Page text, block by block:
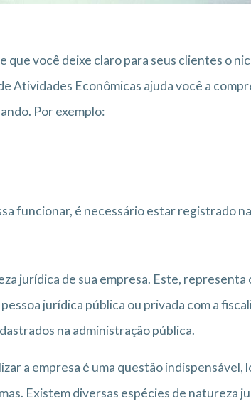
você deixe claro para seus clientes o
Atividades Econômicas ajuda você a
Por exemplo:
funcionar, é necessário estar registrado na
jurídica de sua empresa. Este, representa
jurídica pública ou privada com a
na administração pública.
a empresa é uma questão indispensável,
Existem diversas espécies de natureza